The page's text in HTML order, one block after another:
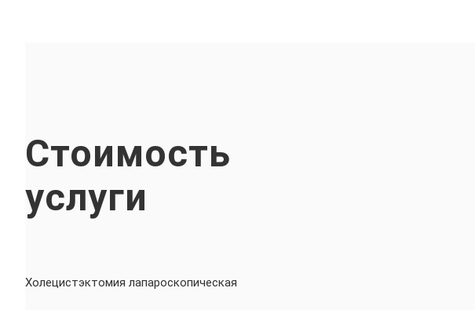
Стоимость
услуги
Холецистэктомия лапароскопическая